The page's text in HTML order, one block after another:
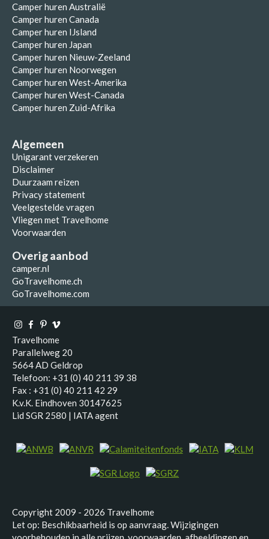
Camper huren Australië
Camper huren Canada
Camper huren IJsland
Camper huren Japan
Camper huren Nieuw-Zeeland
Camper huren Noorwegen
Camper huren West-Amerika
Camper huren West-Canada
Camper huren Zuid-Afrika
Algemeen
Unigarant verzekeren
Disclaimer
Duurzaam reizen
Privacy statement
Veelgestelde vragen
Vliegen met Travelhome
Voorwaarden
Overig aanbod
camper.nl
GoTravelhome.ch
GoTravelhome.com
Travelhome
Parallelweg 20
5664 AD Geldrop
Telefoon: +31 (0) 40 211 39 38
Fax : +31 (0) 40 211 42 29
K.v.K. Eindhoven 30147625
Lid SGR 2580 | IATA agent
Copyright 2009 - 2026 Travelhome
Let op: Beschikbaarheid is op aanvraag. Wijzigingen